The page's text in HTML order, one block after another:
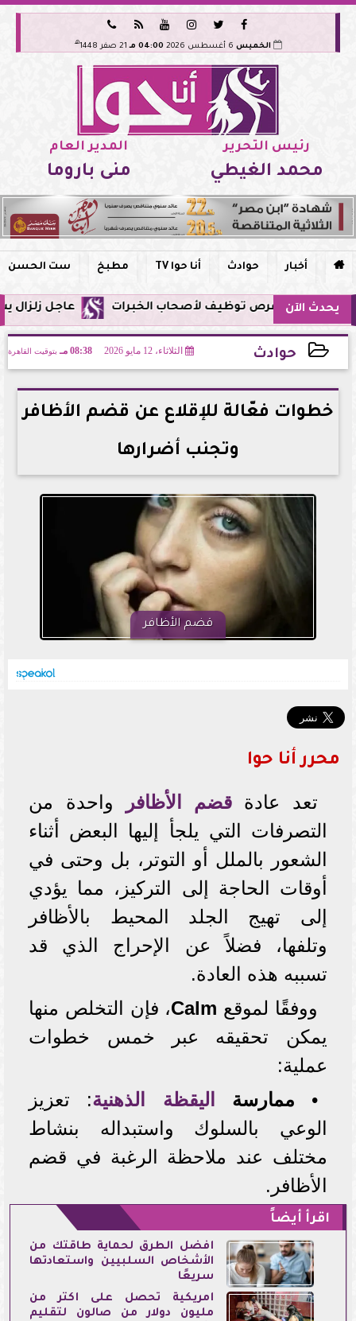






الخميس 04:00 مـ 21 صفر 1448 هـ
رئيس التحرير
محمد الغيطي
المدير العام
منى باروما
 أخبار حوادث أنا حوا TV مطبخ ست الحسن
يحدث الآن عاجل زلزال يشعر به سكان مصر فجر
حوادث الثلاثاء، 12 مايو 2026 08:38 مـ بتوقيت القاهرة
2026-05-12 20:38:59
خطوات فعّالة للإقلاع عن قضم الأظافر
وتجنب أضرارها
قضم الأظافر
محرر أنا حوا
تعد عادة قضم الأظافر
واحدة من
التصرفات التي يلجأ إليها البعض أثناء
الشعور بالملل أو التوتر، بل وحتى في
أوقات الحاجة إلى التركيز، مما يؤدي
إلى تهيج الجلد المحيط بالأظافر
وتلفها، فضلاً عن الإحراج الذي قد
تسببه هذه العادة.
ووفقًا لموقع Calm، فإن التخلص منها
يمكن تحقيقه عبر خمس خطوات
عملية:
• ممارسة اليقظة الذهنية: تعزيز
الوعي بالسلوك واستبداله بنشاط
مختلف عند ملاحظة الرغبة في قضم
الأظافر.
اقرأ أيضاً
أفضل الطرق لحماية طاقتك من
الأشخاص السلبيين واستعادتها
سريعًا
أمريكية تحصل على أكثر من
مليون دولار من صالون لتقليم